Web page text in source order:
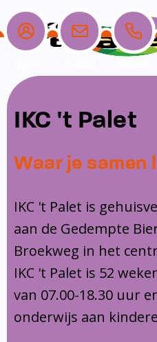
Home
School
Ons team
Schoolgids
Leerlingenzorg
Privacy
Vakanties en
Ouders
Ouders
Overblijf
Ouderraad
Klachtenregeling
Opvang
Opvang
Peuterspeelzaal
Buitenschoolse
Communicatie
Communicatie
Contact
IKC 't Palet
Waar je samen
IKC 't Palet is
aan de Gedempte
Broekweg in het
IKC 't Palet is 52
van 07.00-18.30 uur
onderwijs aan